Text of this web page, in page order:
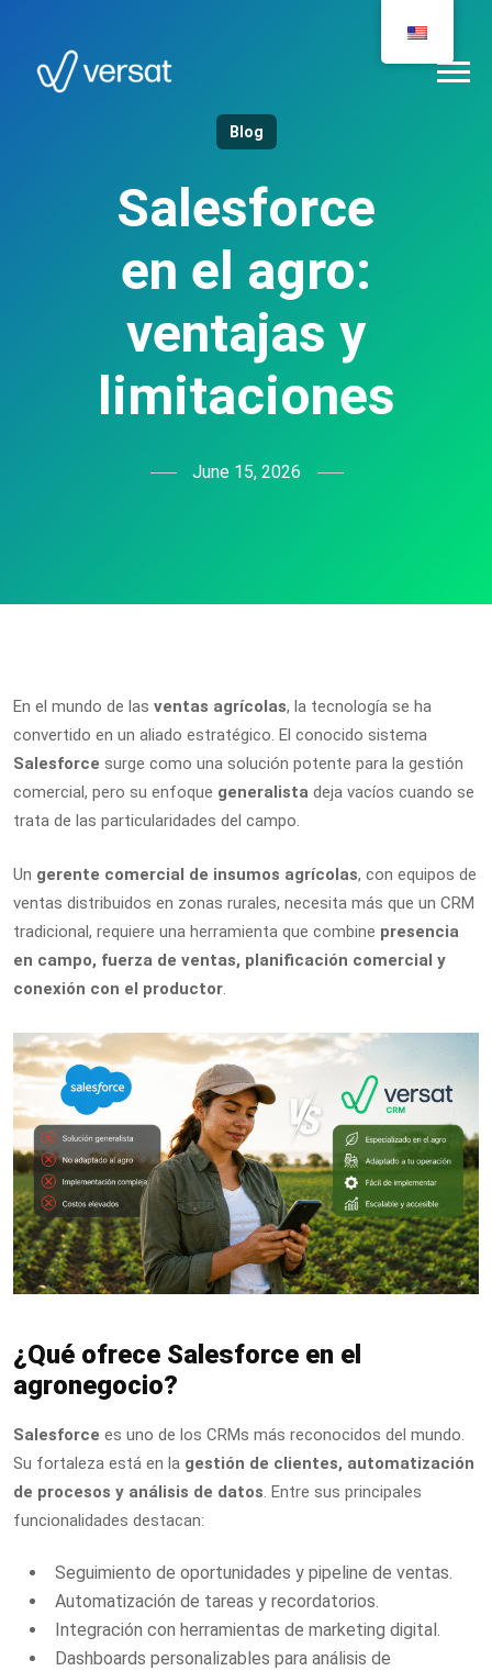
Blog
Salesforce
en el agro:
ventajas y
limitaciones
June 15, 2026
En el mundo de las ventas agrícolas, la tecnología se ha
convertido en un aliado estratégico. El conocido sistema
Salesforce surge como una solución potente para la gestión
comercial, pero su enfoque generalista deja vacíos cuando se
trata de las particularidades del campo.
Un gerente comercial de insumos agrícolas, con equipos de
ventas distribuidos en zonas rurales, necesita más que un CRM
tradicional, requiere una herramienta que combine presencia
en campo, fuerza de ventas, planificación comercial y
conexión con el productor
¿Qué ofrece Salesforce en el
agronegocio?
Salesforce es uno de los CRMs más reconocidos del mundo.
Su fortaleza está en la gestión de clientes, automatización
de procesos y análisis de datos. Entre sus principales
funcionalidades destacan:
Seguimiento de oportunidades y pipeline de ventas.
Automatización de tareas y recordatorios.
Integración con herramientas de marketing digital.
Dashboards personalizables para análisis de